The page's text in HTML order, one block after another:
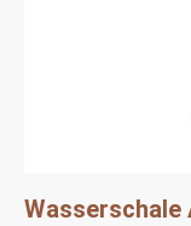
Wasserschale